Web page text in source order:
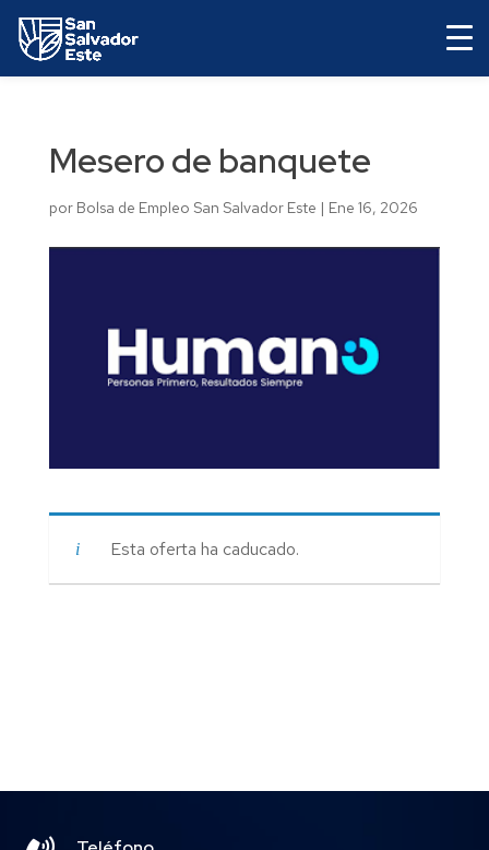
Mesero de banquete
por Bolsa de Empleo San Salvador Este | Ene 16, 2026
Esta oferta ha caducado.